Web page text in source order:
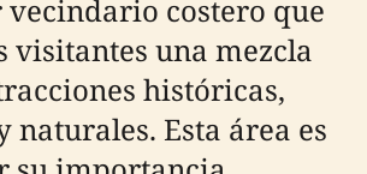
costero que
visitantes una mezcla
históricas,
naturales. Esta área es